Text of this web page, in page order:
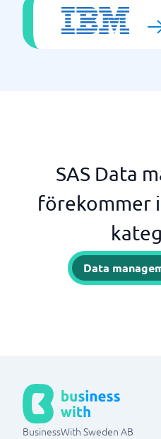
SAS Data
förekommer
Data
BusinessWith Sweden AB